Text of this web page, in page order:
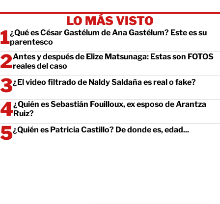
LO MÁS VISTO
¿Qué es César Gastélum de Ana Gastélum? Este es su
parentesco
Antes y después de Elize Matsunaga: Estas son FOTOS
reales del caso
¿El video filtrado de Naldy Saldaña es real o fake?
¿Quién es Sebastián Fouilloux, ex esposo de Arantza
Ruiz?
¿Quién es Patricia Castillo? De donde es, edad...